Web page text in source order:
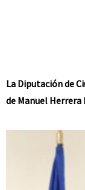
La Diputación de
de Manuel Herrera